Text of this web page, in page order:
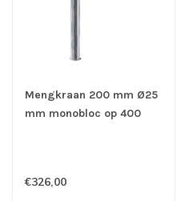
Mengkraan 200 mm Ø25
mm monobloc op 400
€326,00